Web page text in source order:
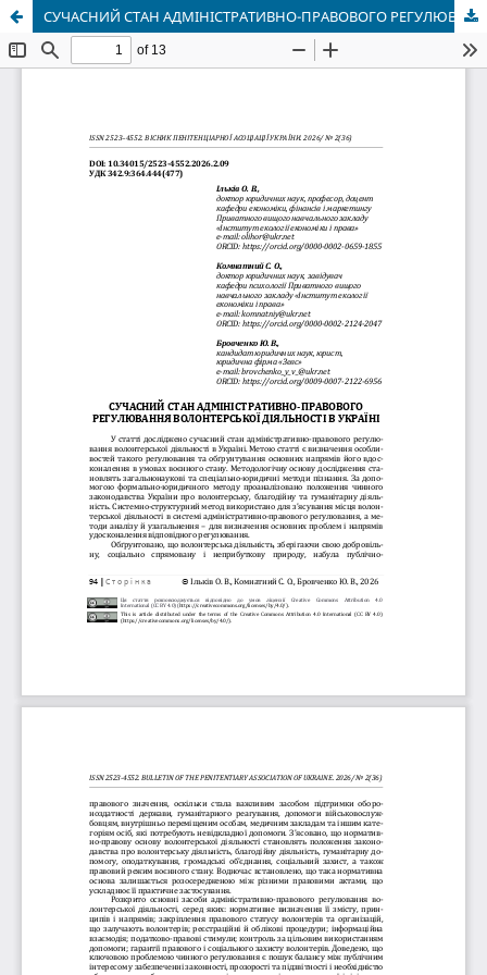
СУЧАСНИЙ СТАН АДМІНІСТРАТИВНО-ПРАВОВОГО РЕГУЛЮВАННЯ ВОЛОНТЕРСЬКОЇ ДІЯЛЬНОСТІ В УКРАЇНІ